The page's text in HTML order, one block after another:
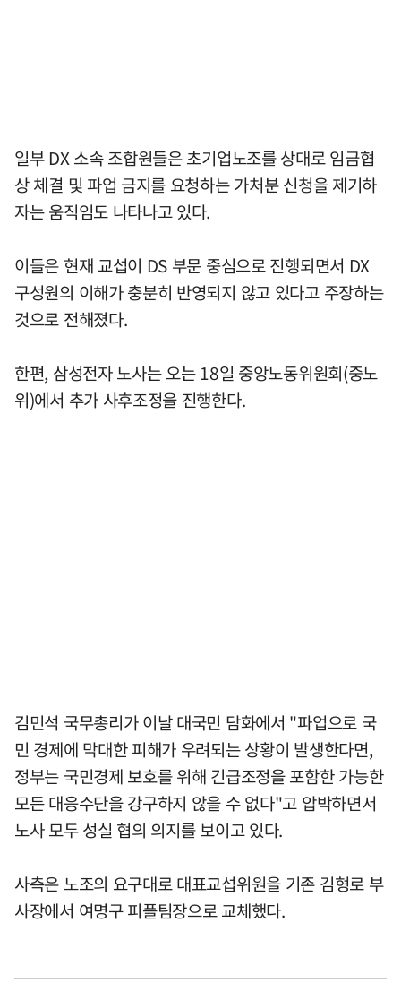
일부 DX 소속 조합원들은 초기업노조를 상대로 임금협
상 체결 및 파업 금지를 요청하는 가처분 신청을 제기하
자는 움직임도 나타나고 있다.
이들은 현재 교섭이 DS 부문 중심으로 진행되면서 DX
구성원의 이해가 충분히 반영되지 않고 있다고 주장하는
것으로 전해졌다.
한편, 삼성전자 노사는 오는 18일 중앙노동위원회(중노
위)에서 추가 사후조정을 진행한다.
김민석 국무총리가 이날 대국민 담화에서 "파업으로 국
민 경제에 막대한 피해가 우려되는 상황이 발생한다면,
정부는 국민경제 보호를 위해 긴급조정을 포함한 가능한
모든 대응수단을 강구하지 않을 수 없다"고 압박하면서
노사 모두 성실 협의 의지를 보이고 있다.
사측은 노조의 요구대로 대표교섭위원을 기존 김형로 부
사장에서 여명구 피플팀장으로 교체했다.